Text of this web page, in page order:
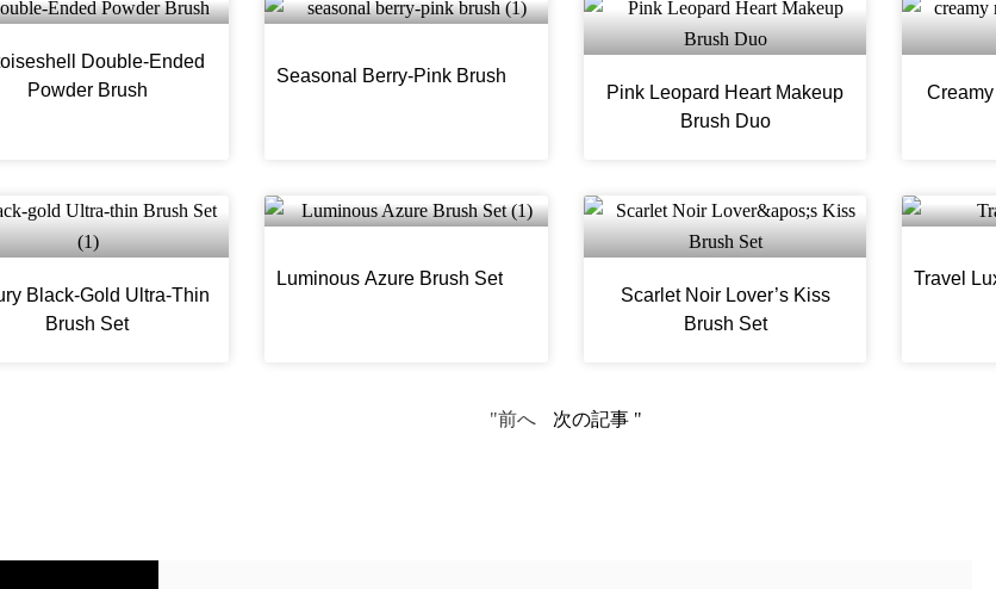
Double-Ended
Powder Brush
Seasonal Berry-Pink Brush
Pink Leopard Heart Makeup
Brush Duo
Black-Gold Ultra-Thin
Brush Set
Luminous Azure Brush Set
Scarlet Noir Lover’s Kiss
Brush Set
Travel
"前へ 次の記事 "